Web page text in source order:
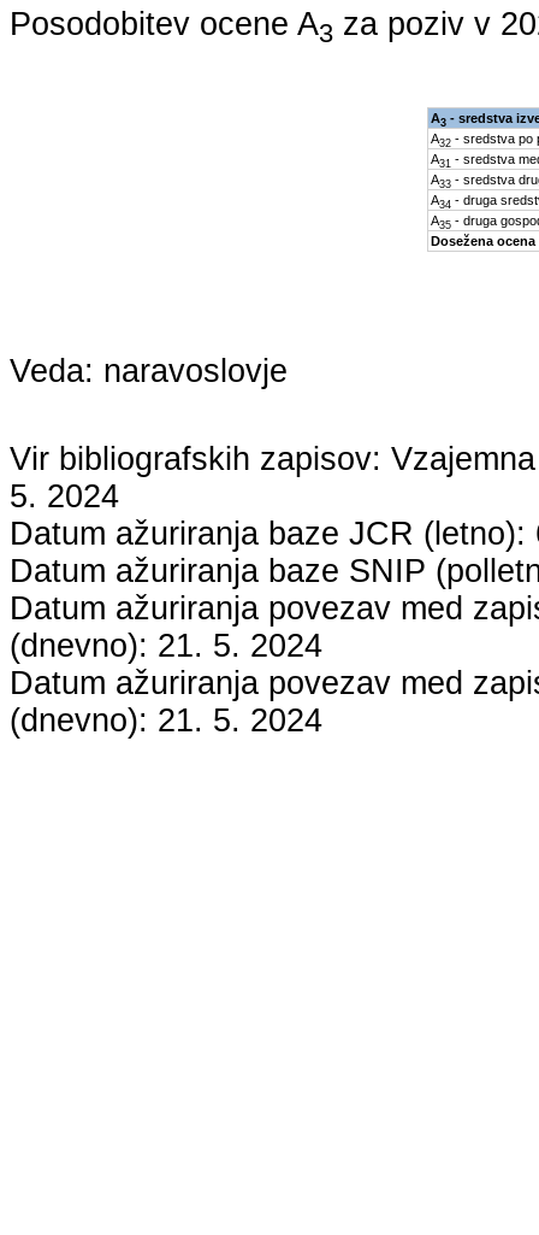
Posodobitev ocene A3 za poziv v
A3- sredstva
A32- sredstva po
A31 - sredstva
A33- sredstva
A34 - druga
A35- druga
Dosežena ocena
Veda: naravoslovje
Vir bibliografskih zapisov:
5. 2024
Datum ažuriranja baze JCR (letno):
Datum ažuriranja baze SNIP
Datum ažuriranja povezav med
(dnevno): 21. 5. 2024
Datum ažuriranja povezav med
(dnevno): 21. 5. 2024